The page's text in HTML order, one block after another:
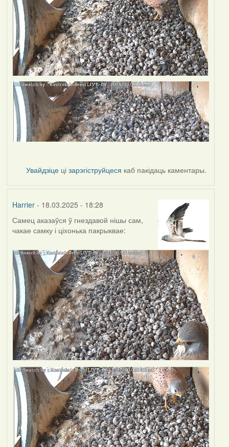
Увайдзіце цізарэгіструйцеся каб пакідаць каментары.
Harrier- 18.03.2025 - 18:28
Самец аказаўся ў гнездавой нішы сам,
чакае самку і ціхонька пакрыквае: